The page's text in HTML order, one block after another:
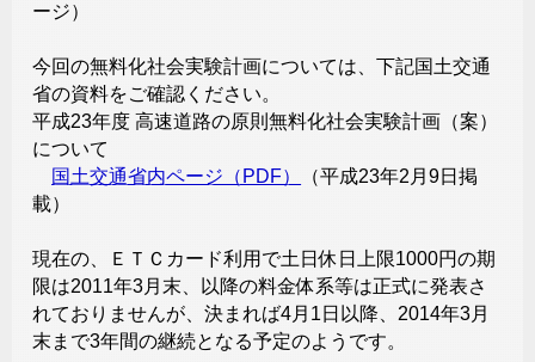
ージ）
今回の無料化社会実験計画については、下記国土交通
省の資料をご確認ください。
平成23年度 高速道路の原則無料化社会実験計画（案）
について
国土交通省内ページ（PDF）
（平成23年2月9日掲
載）
現在の、ＥＴＣカード利用で土日休日上限1000円の期
限は2011年3月末、以降の料金体系等は正式に発表さ
れておりませんが、決まれば4月1日以降、2014年3月
末まで3年間の継続となる予定のようです。